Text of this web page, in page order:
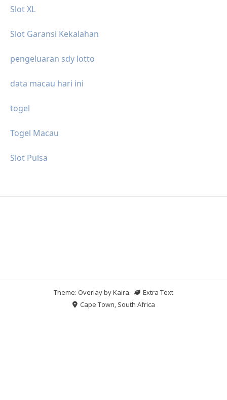
Slot XL
Slot Garansi Kekalahan
pengeluaran sdy lotto
data macau hari ini
togel
Togel Macau
Slot Pulsa
Theme: Overlay byKaira.
Extra Text
Cape Town, South Africa